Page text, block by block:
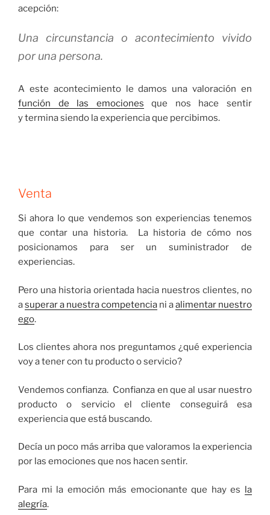
acepción:
Una circunstancia o acontecimiento vivido
por una persona.
A este acontecimiento le damos una valoración en
función de las emociones que nos hace sentir
y termina siendo la experiencia que percibimos.
Venta
Si ahora lo que vendemos son experiencias tenemos
que contar una historia. La historia de cómo nos
posicionamos para ser un suministrador de
experiencias.
Pero una historia orientada hacia nuestros clientes, no
asuperar a nuestra competencia ni aalimentar nuestro
ego.
Los clientes ahora nos preguntamos ¿qué experiencia
voy a tener con tu producto o servicio?
Vendemos confianza. Confianza en que al usar nuestro
producto o servicio el cliente conseguirá esa
experiencia que está buscando.
Decía un poco más arriba que valoramos la experiencia
por las emociones que nos hacen sentir.
Para mi la emoción más emocionante que hay es la
alegría.